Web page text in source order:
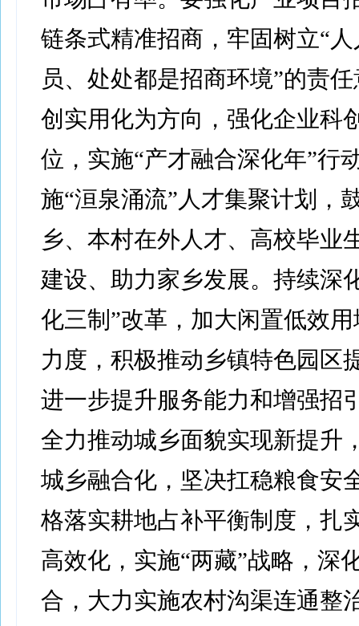
链条式精准招商，牢固树立“
员、处处都是招商环境”的责
创实用化为方向，强化企业科
位，实施“产才融合深化年”行
施“洹泉涌流”人才集聚计划，
乡、本村在外人才、高校毕业
建设、助力家乡发展。持续深
化三制”改革，加大闲置低效
力度，积极推动乡镇特色园区
进一步提升服务能力和增强招
全力推动城乡面貌实现新提升
城乡融合化，坚决扛稳粮食安
格落实耕地占补平衡制度，扎
高效化，实施“两藏”战略，深
合，大力实施农村沟渠连通整